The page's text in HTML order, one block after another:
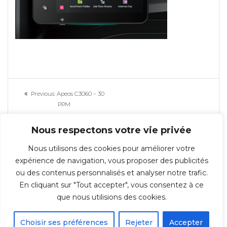
Nous respectons votre vie privée
Nous utilisons des cookies pour améliorer votre
expérience de navigation, vous proposer des publicités
ou des contenus personnalisés et analyser notre trafic.
En cliquant sur "Tout accepter", vous consentez à ce
que nous utilisions des cookies.
Choisir ses préférences Rejeter Accepter
l’article
Previous: Previous
post:
Apeos C3060 – 30
PPM
© 2026 Repro-IT - Groupe IT & You ©️ - SAS au capital de 350 000€ -
Immeuble l'ARSENAL 123, rue de Condé 59021 LILLE Cedex TÉL : 03 20 30 38